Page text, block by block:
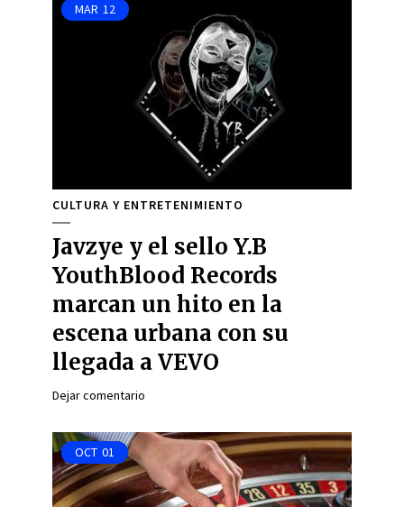
MAR 12
CULTURA Y ENTRETENIMIENTO
Javzye y el sello Y.B
YouthBlood Records
marcan un hito en la
escena urbana con su
llegada a VEVO
Dejar comentario
OCT 01